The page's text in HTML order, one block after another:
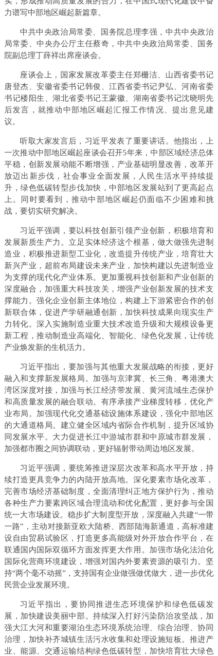
力谱写中部地区崛起新篇章。
中共中央政治局常委、国务院总理李强，中共中央政治
局常委、中央办公厅主任蔡奇，中共中央政治局常委、国务
院副总理丁薛祥出席座谈会。
座谈会上，国家发展改革委主任郑栅洁、山西省委书记
唐登杰、安徽省委书记韩俊、江西省委书记尹弘、河南省委
书记楼阳生、湖北省委书记王蒙徽、湖南省委书记沈晓明先
后发言，就推动中部地区崛起汇报工作情况、提出意见建
议。
听取大家发言后，习近平发表了重要讲话。他指出，上
一次推动中部地区崛起座谈会召开5年来，中部区域经济总体
平稳，创新发展动能不断增强，产业基础明显改善，改革开
放迈出新步伐，社会事业全面发展，人民生活水平持续提
升，绿色低碳转型步伐加快，中部地区发展站到了更高起点
上。同时要看到，推动中部地区崛起仍面临不少困难和挑
战，要切实研究解决。
习近平强调，要以科技创新引领产业创新，积极培育和
发展新质生产力。立足实体经济这个根基，做大做强先进制
造业，积极推进新型工业化，改造提升传统产业，培育壮大
新兴产业，超前布局建设未来产业，加快构建以先进制造业
为支撑的现代化产业体系。更加重视科技创新和产业创新的
深度融合，加强重大科技攻关，增强产业创新发展的技术支
撑能力。强化企业创新主体地位，构建上下游紧密合作的创
新联合体，促进产学研融通创新，加快科技成果向现实生产
力转化。深入实施制造业重大技术改造升级和大规模设备更
新工程，推动制造业高端化、智能化、绿色化发展，让传统
产业焕发新的生机活力。
习近平指出，要加强与其他重大发展战略的衔接，更好
融入和支撑新发展格局。加强与京津冀、长三角、粤港澳大
湾区深度对接，加强与长江经济带发展、黄河流域生态保护
和高质量发展的融合联动。有序承接产业梯度转移，优化产
业布局。加强现代化交通基础设施体系建设，强化中部地区
的大通道格局。建立健全区域内省际合作机制，提升区域协
同发展水平。大力促进长江中游城市群和中原城市群发展，
加强都市圈之间协调联动，更好辐射带动周边地区发展。
习近平强调，要统筹推进深层次改革和高水平开放，持
续打造更具竞争力的内陆开放高地。深化要素市场化改革，
完善市场经济基础制度，全面清理纠正地方保护行为，推动
各种生产力要素跨区域合理流动和优化配置，更好参与全国
统一大市场建设。稳步扩大制度型开放，深度融入共建“一带
一路”，主动对接新亚欧大陆桥、西部陆海新通道，高标准建
设自由贸易试验区，打造更多高能级对外开放合作平台，在
联通国内国际双循环方面发挥更大作用。加强市场化法治化
国际化营商环境建设，增强对国内外要素资源的吸引力。坚
持“两个毫不动摇”，支持国有企业做强做优做大，进一步优化
民营企业发展环境。
习近平指出，要协同推进生态环境保护和绿色低碳发
展，加快建设美丽中部。持续深入打好污染防治攻坚战，加
强大江大河和重要湖泊生态环境系统治理、综合治理、协同
治理，加快补齐城镇生活污水收集和处理设施短板。推进产
业、能源、交通运输结构绿色低碳转型，加快培育壮大绿色